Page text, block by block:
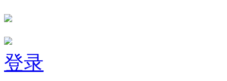
登录